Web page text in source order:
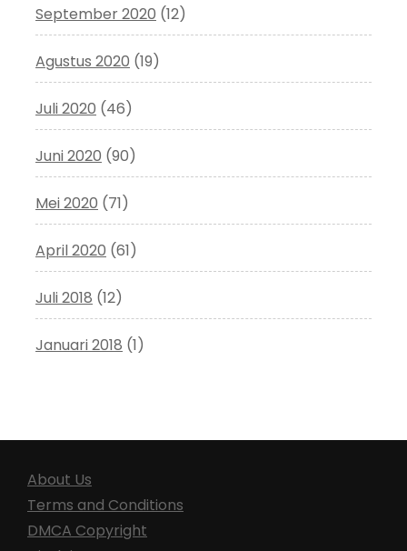
September 2020 (12)
Agustus 2020 (19)
Juli 2020 (46)
Juni 2020 (90)
Mei 2020 (71)
April 2020 (61)
Juli 2018 (12)
Januari 2018 (1)
About Us
Terms and Conditions
DMCA Copyright